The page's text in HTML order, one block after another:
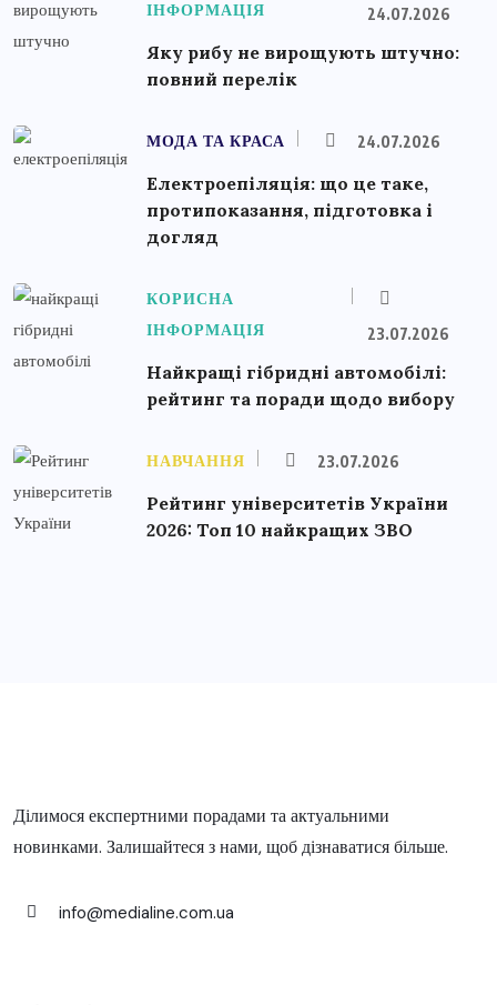
ІНФОРМАЦІЯ 24.07.2026
Яку рибу не вирощують штучно:
повний перелік
МОДА ТА КРАСА 24.07.2026
Електроепіляція: що це таке,
протипоказання, підготовка і
догляд
КОРИСНА
ІНФОРМАЦІЯ
23.07.2026
Найкращі гібридні автомобілі:
рейтинг та поради щодо вибору
НАВЧАННЯ 23.07.2026
Рейтинг університетів України
2026: Топ 10 найкращих ЗВО
Ділимося експертними порадами та актуальними
новинками. Залишайтеся з нами, щоб дізнаватися більше.
info@medialine.com.ua